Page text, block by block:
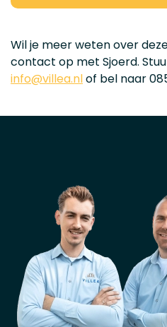
Wil je meer weten over
contact op met Sjoerd.
info@villea.nlof bel naar